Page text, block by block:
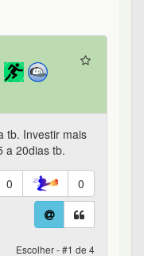
tb. Investir mais
a 20dias tb.
0 0
Escolher - #1 de 4